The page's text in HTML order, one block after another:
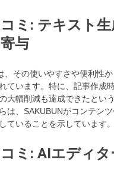
ミ: テキスト
与
、その使いやすさや便利性
ています。特に、記事作成
大幅削減も達成できたとい
は、SAKUBUNがコンテン
ていることを示しています。
ミ: AIエディ